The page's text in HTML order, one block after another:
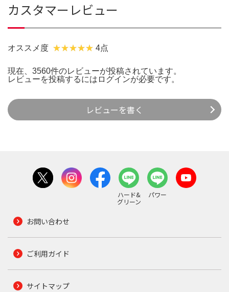
カスタマーレビュー
オススメ度 4点
現在、3560件のレビューが投稿されています。
レビューを投稿するには ログインが必要です。
レビューを書く
ハード&
グリーン
パワー
お問い合わせ
ご利用ガイド
サイトマップ